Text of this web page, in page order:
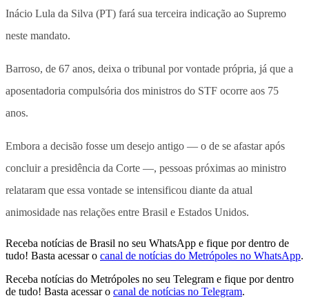
Inácio Lula da Silva (PT) fará sua terceira indicação ao Supremo
neste mandato.
Barroso, de 67 anos, deixa o tribunal por vontade própria, já que a
aposentadoria compulsória dos ministros do STF ocorre aos 75
anos.
Embora a decisão fosse um desejo antigo — o de se afastar após
concluir a presidência da Corte —, pessoas próximas ao ministro
relataram que essa vontade se intensificou diante da atual
animosidade nas relações entre Brasil e Estados Unidos.
Receba notícias de Brasil no seu WhatsApp e fique por dentro de
tudo! Basta acessar o canal de notícias do Metrópoles no WhatsApp.
Receba notícias do Metrópoles no seu Telegram e fique por dentro
de tudo! Basta acessar o canal de notícias no Telegram.